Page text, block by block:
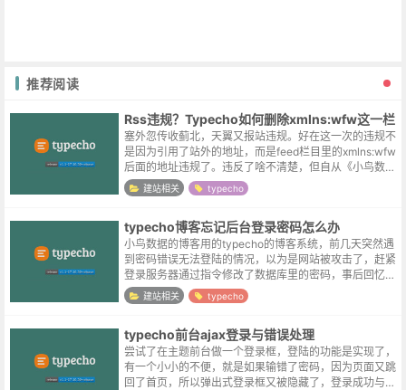
推荐阅读
Rss违规？Typecho如何删除xmlns:wfw这一栏
塞外忽传收蓟北，天翼又报站违规。好在这一次的违规不
是因为引用了站外的地址，而是feed栏目里的xmlns:wfw
后面的地址违规了。违反了啥不清楚，但自从《小鸟数
据》网站搬至阿里云之后，日均流量本身已经是个位数，
删除这一行不说无关痛痒吧...
建站相关 typecho
typecho博客忘记后台登录密码怎么办
小鸟数据的博客用的typecho的博客系统，前几天突然遇
到密码错误无法登陆的情况，以为是网站被攻击了，赶紧
登录服务器通过指令修改了数据库里的密码，事后回忆似
乎是自己在公司修改过密码，但忘记在家里更新浏览器自
动保存的密码所导致的 T_T...
建站相关 typecho
typecho前台ajax登录与错误处理
尝试了在主题前台做一个登录框，登陆的功能是实现了，
有一个小小的不便，就是如果输错了密码，因为页面又跳
回了首页，所以弹出式登录框又被隐藏了，登录成功与否